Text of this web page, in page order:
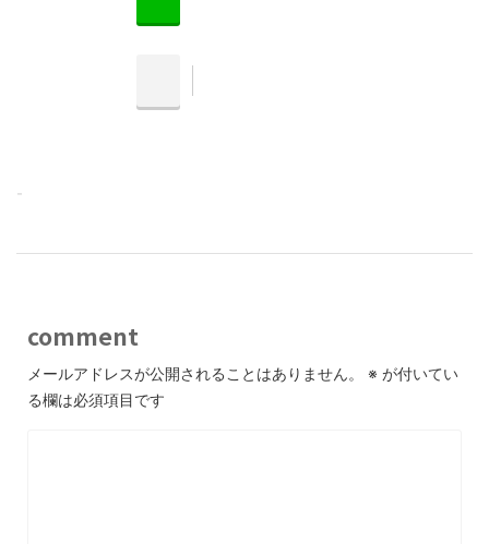
-
comment
メールアドレスが公開されることはありません。 ※ が付いてい
る欄は必須項目です